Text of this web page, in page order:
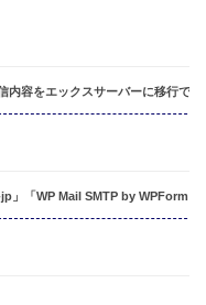
容をエックスサーバーに移行でき
「WP Mail SMTP by WPForm」